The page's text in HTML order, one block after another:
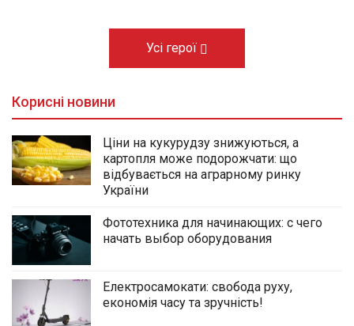
Усі герої
Корисні новини
Ціни на кукурудзу знижуються, а
картопля може подорожчати: що
відбувається на аграрному ринку
України
Фототехника для начинающих: с чего
начать выбор оборудования
Електросамокати: свобода руху,
економія часу та зручність!